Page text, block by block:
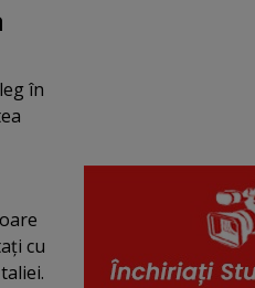
în
cu